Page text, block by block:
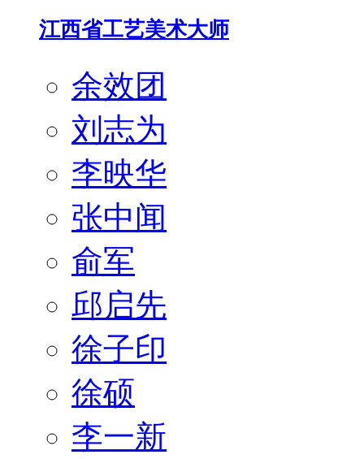
江西省工艺美术大师
余效团
刘志为
李映华
张中闻
俞军
邱启先
徐子印
徐硕
李一新